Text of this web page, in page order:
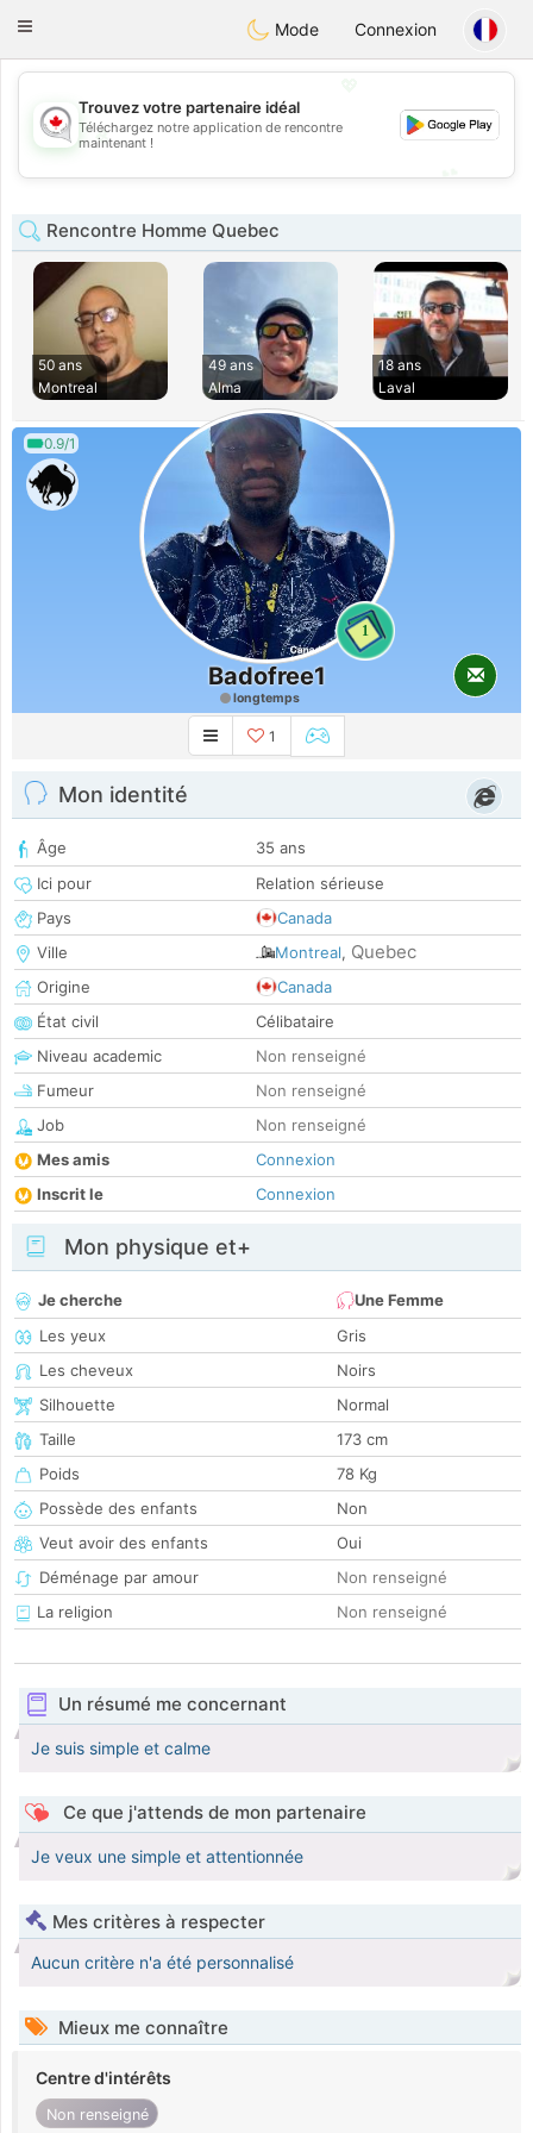
CANADIAN chat
Toggle
Mode Connexion
💖
💕
Trouvez votre partenaire idéal
Téléchargez notre application de rencontre
maintenant !
Rencontre Homme Quebec
50 ans
Montreal
49 ans
Alma
18 ans
Laval
0.9/1
1
Badofree1
longtemps
1
Mon identité
Âge
35 ans
Ici pour
Relation sérieuse
Pays
Canada
Ville
Montreal, Quebec
Origine
Canada
État civil
Célibataire
Niveau academic
Non renseigné
Fumeur
Non renseigné
Job
Non renseigné
Mes amis
Connexion
Inscrit le
Connexion
Mon physique et+
Je cherche
Une Femme
Les yeux
Gris
Les cheveux
Noirs
Silhouette
Normal
Taille
173 cm
Poids
78 Kg
Possède des enfants
Non
Veut avoir des enfants
Oui
Déménage par amour
Non renseigné
La religion
Non renseigné
Un résumé me concernant
Je suis simple et calme
Ce que j'attends de mon partenaire
Je veux une simple et attentionnée
Mes critères à respecter
Aucun critère n'a été personnalisé
Mieux me connaître
Centre d'intérêts
Non renseigné